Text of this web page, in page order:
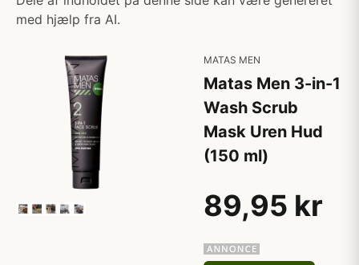
med hjælp fra AI.
MATAS MEN
Matas Men 3-in-1
Wash Scrub
Mask Uren Hud
(150 ml)
89,95 kr